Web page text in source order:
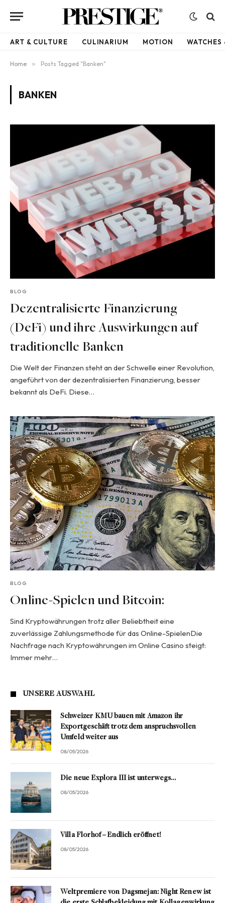
ART & CULTURE CULINARIUM MOTION WATCHES
Home » Posts Tagged "Banken"
BANKEN
BLOG
Dezentralisierte Finanzierung
(DeFi) und ihre Auswirkungen auf
traditionelle Banken
Die Welt der Finanzen steht an der Schwelle einer Revolution,
angeführt von der dezentralisierten Finanzierung, besser
bekannt als DeFi. Diese…
BLOG
Online-Spielen und Bitcoin:
Sind Kryptowährungen trotz aller Beliebtheit eine
zuverlässige Zahlungsmethode für das Online-SpielenDie
Nachfrage nach Kryptowährungen im Online Casino steigt:
Immer mehr…
UNSERE AUSWAHL
Schweizer KMU bauen mit Amazon ihr
Exportgeschäft trotz dem anspruchsvollen
Umfeld weiter aus
08/05/2026
Die neue Explora III ist unterwegs…
08/05/2026
Villa Florhof – Endlich eröffnet!
08/05/2026
Weltpremiere von Dagsmejan: Night Renew ist